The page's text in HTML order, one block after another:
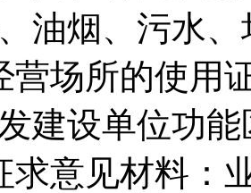
油烟、污水
营场所的使用
建设单位功
求意见材料：